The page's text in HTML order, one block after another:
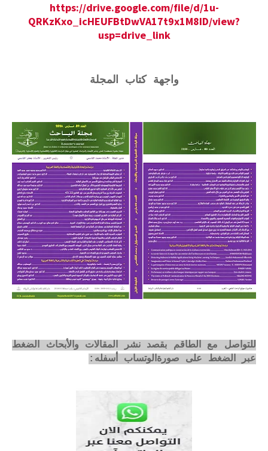
https://drive.google.com/file/d/1u-
QRKzKxo_icHEUFBtDwVA17t9x1M8ID/view?
usp=drive_link
واجهة كتاب المجلة
للتواصل مع الطاقم بقصد نشر المقالات والأبحاث الضغط
عبر الضغط على صورةالوتساب أسفله: